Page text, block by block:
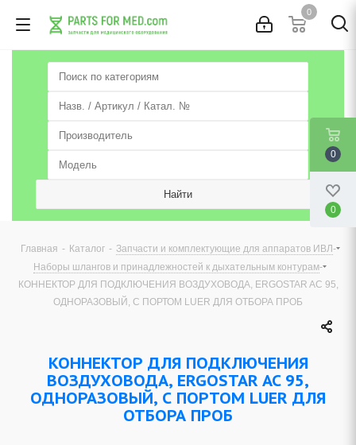
0
Главная - Каталог - Запчасти и комплектующие для аппаратов ИВЛ-
Наборы шлангов и принадлежностей к дыхательным контурам-
КОННЕКТОР ДЛЯ ПОДКЛЮЧЕНИЯ ВОЗДУХОВОДА, ERGOSTAR AC 95,
ОДНОРАЗОВЫЙ, С ПОРТОМ LUER ДЛЯ ОТБОРА ПРОБ
КОННЕКТОР ДЛЯ ПОДКЛЮЧЕНИЯ
ВОЗДУХОВОДА, ERGOSTAR AC 95,
ОДНОРАЗОВЫЙ, С ПОРТОМ LUER ДЛЯ
ОТБОРА ПРОБ
0
0